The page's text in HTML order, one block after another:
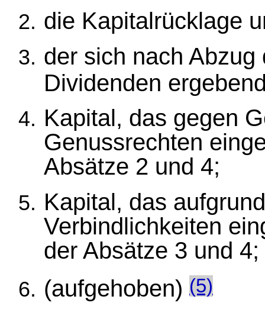
die Kapitalrücklage
der sich nach
Dividenden
Kapital, das gegen
Genussrechten
Absätze 2 und 4;
Kapital, das
Verbindlichkeiten
der Absätze 3 und 4;
(aufgehoben) (5)